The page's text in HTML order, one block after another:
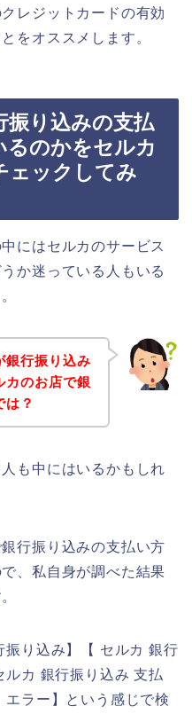
レジットカードの有効
をオススメします。
振り込みの支払
るのかをセルカ
ェックしてみ
にはセルカのサービス
か迷っている人もいる
銀行振り込み
カのお店で銀
は？
も中にはいるかもしれ
行振り込みの支払い方
、私自身が調べた結果
振り込み】【 セルカ 銀行
カ 銀行振り込み 支払
ラー】という感じで検